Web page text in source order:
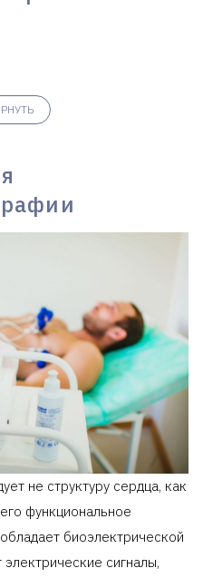
не структуру сердца, как
функциональное
биоэлектрической
сигналы,